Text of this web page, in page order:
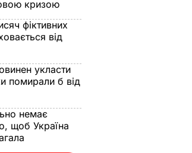
кризою
фіктивних
від
укласти
помирали б від
немає
щоб Україна